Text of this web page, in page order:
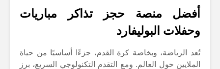
أفضل منصة حجز تذاكر مباريات
وحفلات البوليفارد
تُعد الرياضة، وبخاصة كرة القدم، جزءًا أساسيًا من حياة
الملايين حول العالم. ومع التقدم التكنولوجي السريع، برز